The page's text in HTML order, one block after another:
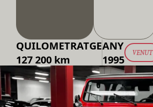
QUILOMETRATGE
127 200 km
ANY
1995
VENUT